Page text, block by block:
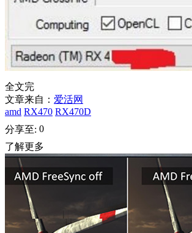
全文完
文章来自： 爱活网
amd RX470 RX470D
分享至: 0
了解更多